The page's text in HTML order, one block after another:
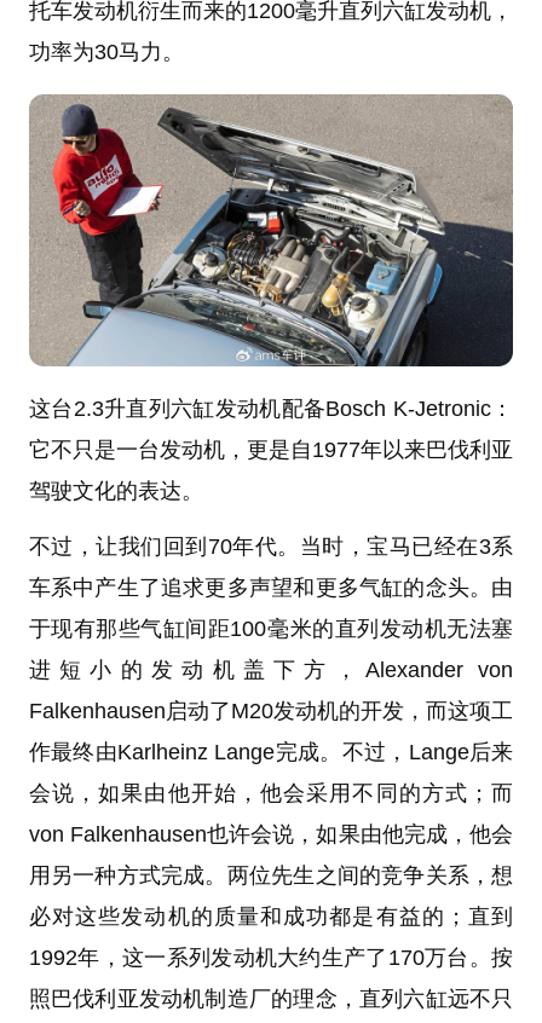
托车发动机衍生而来的1200毫升直列六缸发动机，
功率为30马力。
这台2.3升直列六缸发动机配备Bosch K-Jetronic：
它不只是一台发动机，更是自1977年以来巴伐利亚
驾驶文化的表达。
不过，让我们回到70年代。当时，宝马已经在3系
车系中产生了追求更多声望和更多气缸的念头。由
于现有那些气缸间距100毫米的直列发动机无法塞
进短小的发动机盖下方，Alexander von
Falkenhausen启动了M20发动机的开发，而这项工
作最终由Karlheinz Lange完成。不过，Lange后来
会说，如果由他开始，他会采用不同的方式；而
von Falkenhausen也许会说，如果由他完成，他会
用另一种方式完成。两位先生之间的竞争关系，想
必对这些发动机的质量和成功都是有益的；直到
1992年，这一系列发动机大约生产了170万台。按
照巴伐利亚发动机制造厂的理念，直列六缸远不只